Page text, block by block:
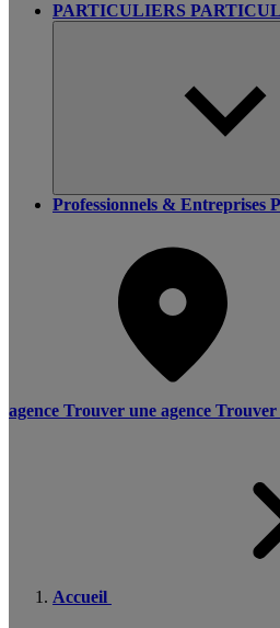
PARTICULIERS
Professionnels & Entreprises
agence Trouver une agence Trouver
Accueil